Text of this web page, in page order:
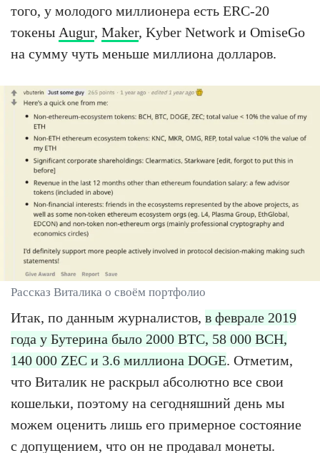
того, у молодого миллионера есть ERC-20
токены Augur, Maker, Kyber Network и OmiseGo
на сумму чуть меньше миллиона долларов.
Рассказ Виталика о своём портфолио
Итак, по данным журналистов, в феврале 2019
года у Бутерина было 2000 BTC, 58 000 BCH,
140 000 ZEC и 3.6 миллиона DOGE. Отметим,
что Виталик не раскрыл абсолютно все свои
кошельки, поэтому на сегодняшний день мы
можем оценить лишь его примерное состояние
с допущением, что он не продавал монеты.